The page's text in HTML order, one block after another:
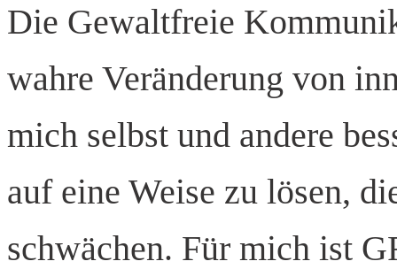
Die Gewaltfreie
wahre Veränderung von
mich selbst und andere
auf eine Weise zu lösen,
schwächen. Für mich ist